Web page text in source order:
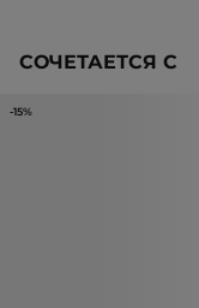
СОЧЕТАЕТСЯ С
-15%